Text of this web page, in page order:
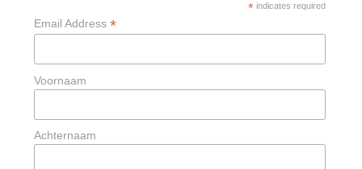
*indicates required
Email Address *
Voornaam
Achternaam